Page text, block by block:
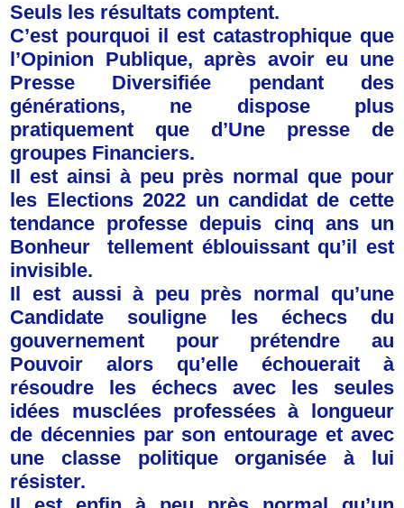
Seuls les résultats comptent.
C’est pourquoi il est catastrophique que
l’Opinion Publique, après avoir eu une
Presse Diversifiée pendant des
générations, ne dispose plus
pratiquement que d’Une presse de
groupes Financiers.
Il est ainsi à peu près normal que pour
les Elections 2022 un candidat de cette
tendance professe depuis cinq ans un
Bonheur tellement éblouissant qu’il est
invisible.
Il est aussi à peu près normal qu’une
Candidate souligne les échecs du
gouvernement pour prétendre au
Pouvoir alors qu’elle échouerait à
résoudre les échecs avec les seules
idées musclées professées à longueur
de décennies par son entourage et avec
une classe politique organisée à lui
résister.